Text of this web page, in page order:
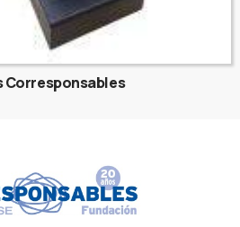
Corresponsables